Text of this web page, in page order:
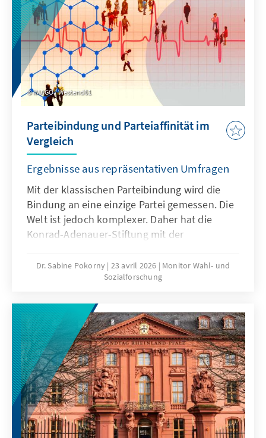
Gesundheitssysteme stärkt, sondern zugleich
messbare wirtschaftliche und strategische
Vorteile für Deutschland selbst erzeugt.
IMAGO / Westend61
Parteibindung und Parteiaffinität im
Vergleich
Ergebnisse aus repräsentativen Umfragen
Mit der klassischen Parteibindung wird die
Bindung an eine einzige Partei gemessen. Die
Welt ist jedoch komplexer. Daher hat die
Konrad-Adenauer-Stiftung mit der
die auch Mehrfachsympathien erfasst. Die
Studie untersucht die klassische
das Verhältnis beider Messungen zueinander.
Außerdem werden Parteiaffinitätstypen
gebildet, die sich durch die gleichzeitige Nähe
zu bestimmten Parteien und der
gleichzeitigen Ablehnung anderer Parteien
voneinander unterscheiden.
Dr. Sabine Pokorny 23 avril 2026
Monitor Wahl- und
Sozialforschung